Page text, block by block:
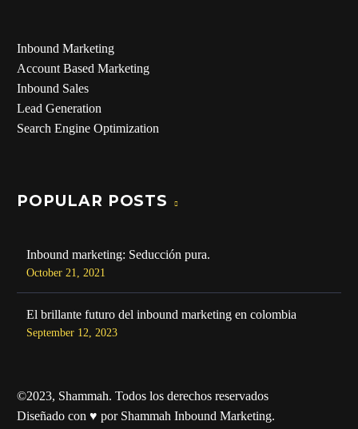
Inbound Marketing
Account Based Marketing
Inbound Sales
Lead Generation
Search Engine Optimization
POPULAR POSTS
Inbound marketing: Seducción pura.
October 21, 2021
El brillante futuro del inbound marketing en colombia
September 12, 2023
©2023, Shammah. Todos los derechos reservados
Diseñado con ♥ por Shammah Inbound Marketing.